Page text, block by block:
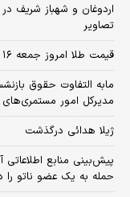
اردوغان و شهباز شریف
تصاویر
قیمت طلا امروز جمعه ۱۶ مرداد ۱۴۰۵/ افزایش قیمت طلا
مابه التفاوت حقوق
مدیرکل امور مستمری‌های
ژیلا هدائی درگذشت
پیش‌بینی منابع
حمله به یک عضو ناتو را